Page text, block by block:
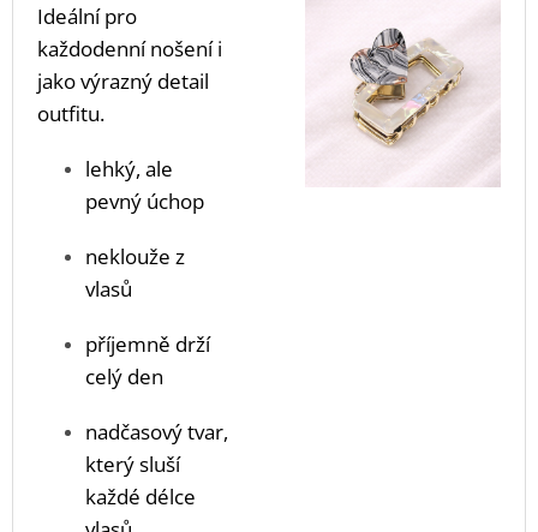
Ideální pro
každodenní nošení i
jako výrazný detail
outfitu.
lehký, ale
pevný úchop
neklouže z
vlasů
příjemně drží
celý den
nadčasový tvar,
který sluší
každé délce